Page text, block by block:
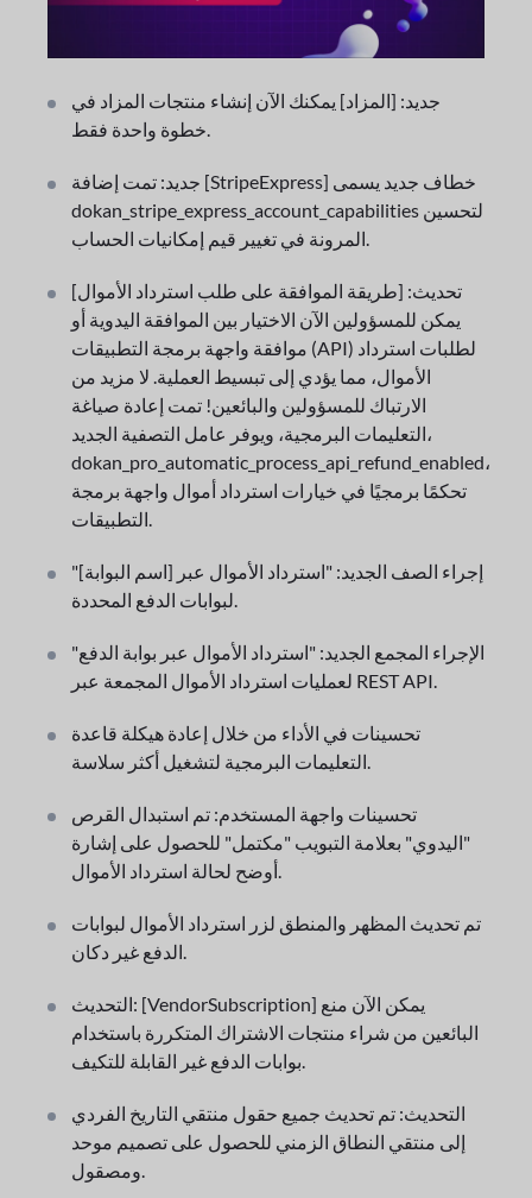
جديد: [المزاد] يمكنك الآن إنشاء منتجات المزاد في
جديد: تمت إضافة [StripeExpress] خطاف جديد يسمى
dokan_stripe_express_account_capabilities لتحسين
تحديث: [طريقة الموافقة على طلب استرداد الأموال]
يمكن للمسؤولين الآن الاختيار بين الموافقة اليدوية أو
موافقة واجهة برمجة التطبيقات (API) لطلبات استرداد
الأموال، مما يؤدي إلى تبسيط العملية. لا مزيد من
الارتباك للمسؤولين والبائعين! تمت إعادة صياغة
التعليمات البرمجية، ويوفر عامل التصفية الجديد،
dokan_pro_automatic_process_api_refund_enabled،
تحكمًا برمجيًا في خيارات استرداد أموال واجهة برمجة
إجراء الصف الجديد: "استرداد الأموال عبر [اسم البوابة]"
الإجراء المجمع الجديد: "استرداد الأموال عبر بوابة الدفع"
لعمليات استرداد الأموال المجمعة عبر REST API.
تحسينات في الأداء من خلال إعادة هيكلة قاعدة
تحسينات واجهة المستخدم: تم استبدال القرص
"اليدوي" بعلامة التبويب "مكتمل" للحصول على إشارة
تم تحديث المظهر والمنطق لزر استرداد الأموال لبوابات
التحديث: [VendorSubscription] يمكن الآن منع
البائعين من شراء منتجات الاشتراك المتكررة باستخدام
التحديث: تم تحديث جميع حقول منتقي التاريخ الفردي
إلى منتقي النطاق الزمني للحصول على تصميم موحد